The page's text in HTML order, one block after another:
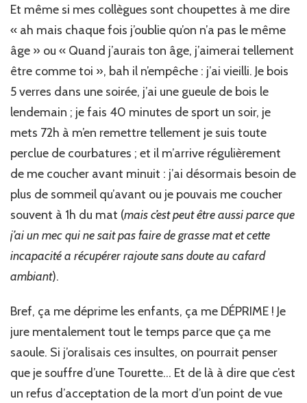
Et même si mes collègues sont choupettes à me dire
« ah mais chaque fois j’oublie qu’on n’a pas le même
âge » ou « Quand j’aurais ton âge, j’aimerai tellement
être comme toi », bah il n’empêche : j’ai vieilli. Je bois
5 verres dans une soirée, j’ai une gueule de bois le
lendemain ; je fais 40 minutes de sport un soir, je
mets 72h à m’en remettre tellement je suis toute
perclue de courbatures ; et il m’arrive régulièrement
de me coucher avant minuit : j’ai désormais besoin de
plus de sommeil qu’avant ou je pouvais me coucher
souvent à 1h du mat (mais c’est peut être aussi parce que
j’ai un mec qui ne sait pas faire de grasse mat et cette
incapacité a récupérer rajoute sans doute au cafard
ambiant).
Bref, ça me déprime les enfants, ça me DÉPRIME ! Je
jure mentalement tout le temps parce que ça me
saoule. Si j’oralisais ces insultes, on pourrait penser
que je souffre d’une Tourette… Et de là à dire que c’est
un refus d’acceptation de la mort d’un point de vue